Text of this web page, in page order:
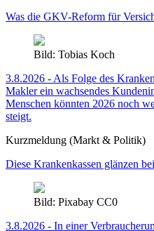
Was die GKV-Reform für
Bild: Tobias Koch
3.8.2026 - Als Folge des
Makler ein wachsendes
Menschen könnten 2026 noch
steigt.
Kurzmeldung (Markt & Politik)
Diese Krankenkassen glänzen
Bild: Pixabay CC0
3.8.2026 - In einer